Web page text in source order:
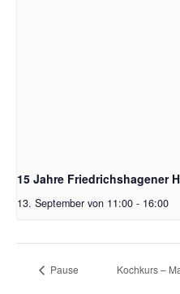
15 Jahre Friedrichshagener
13. September von 11:00 - 16:00
Pause Kochkurs –